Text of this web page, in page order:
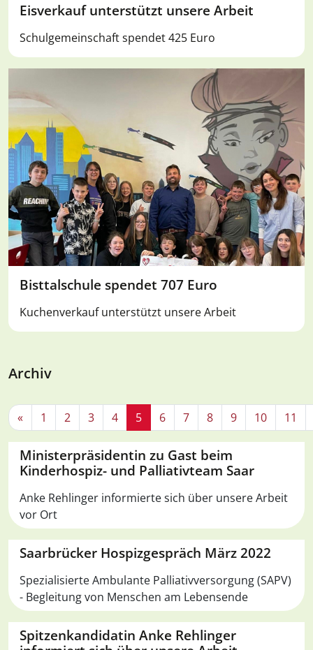
Eisverkauf unterstützt unsere Arbeit
Schulgemeinschaft spendet 425 Euro
Bisttalschule spendet 707 Euro
Kuchenverkauf unterstützt unsere Arbeit
Archiv
« 1 2 3 4 5 6 7 8 9 10 11
Ministerpräsidentin zu Gast beim
Kinderhospiz- und Palliativteam Saar
Anke Rehlinger informierte sich über unsere Arbeit
vor Ort
Saarbrücker Hospizgespräch März 2022
Spezialisierte Ambulante Palliativversorgung (SAPV)
- Begleitung von Menschen am Lebensende
Spitzenkandidatin Anke Rehlinger